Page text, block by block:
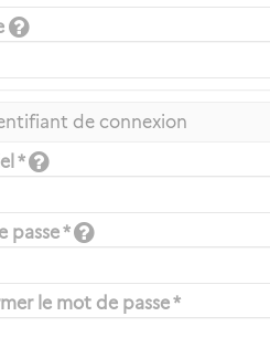
de connexion
*
passe *
le mot de passe *